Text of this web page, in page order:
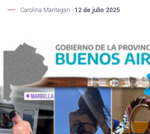
Carolina Mantegari - 12 de julio 2025